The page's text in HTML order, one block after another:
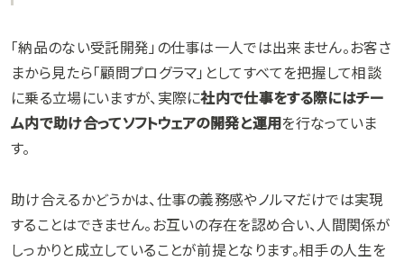
「納品のない受託開発」の仕事は一人では出来ません。お客さ
まから見たら「顧問プログラマ」としてすべてを把握して相談
に乗る立場にいますが、実際に社内で仕事をする際にはチー
ム内で助け合ってソフトウェアの開発と運用を行なっていま
す。
助け合えるかどうかは、仕事の義務感やノルマだけでは実現
することはできません。お互いの存在を認め合い、人間関係が
しっかりと成立していることが前提となります。相手の人生を